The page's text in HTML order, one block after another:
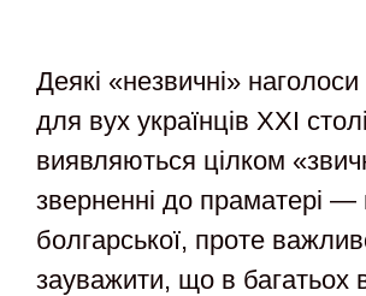
Деякі «незвичні»
для вух українців XXI
виявляються цілком
зверненні до праматері —
болгарської, проте
зауважити, що в багатьох